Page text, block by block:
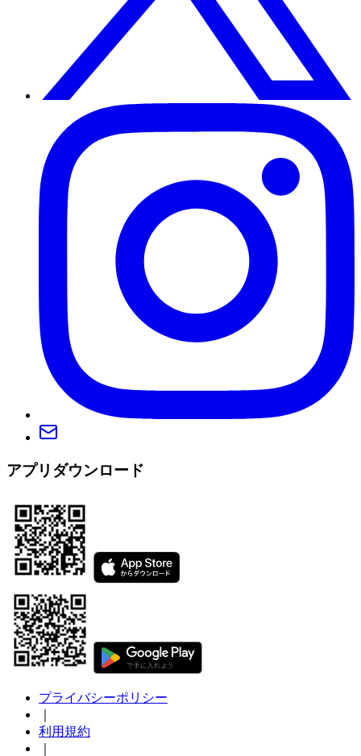
アプリダウンロード
プライバシーポリシー
利用規約